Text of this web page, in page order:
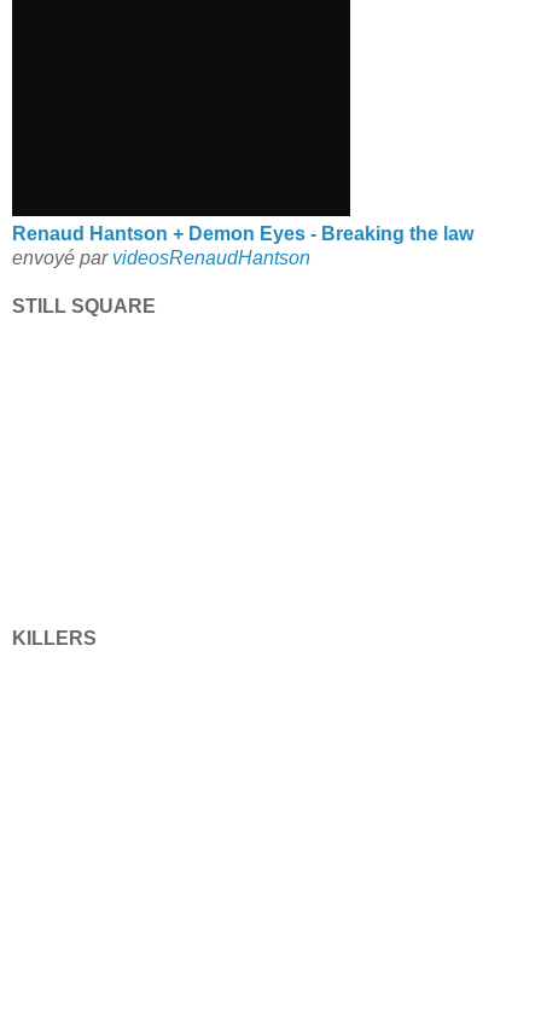
Renaud Hantson + Demon Eyes - Breaking the law
envoyé par videosRenaudHantson
STILL SQUARE
KILLERS